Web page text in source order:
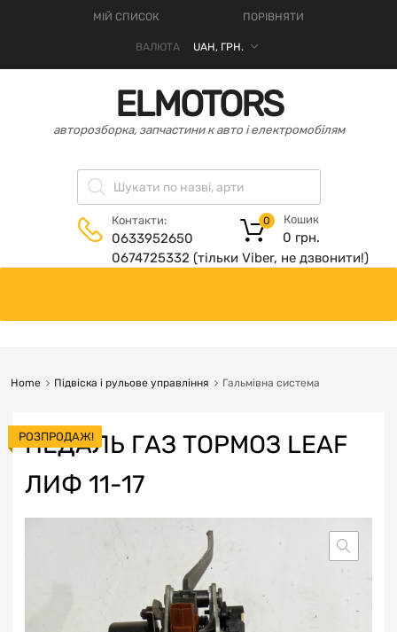
МІЙ СПИСОК ПОРІВНЯТИ
ВАЛЮТА
ELMOTORS
авторозборка, запчастини к авто і електромобілям
Контакти:
0633952650
0674725332 (тільки Viber, не дзвонити!)
Кошик
0 грн.
0
Home Підвіска і рульове управління Гальмівна система
ПЕДАЛЬ ГАЗ ТОРМОЗ LEAF
ЛИФ 11-17
РОЗПРОДАЖ!